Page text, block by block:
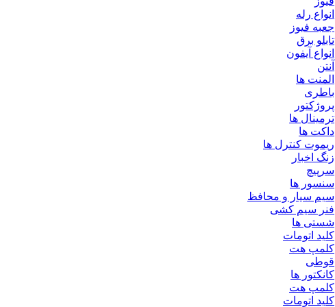
انواع رله
جعبه فیوز
تابلو برق
انواع آیفون
آنتن
المنت ها
باطری
پروژکتور
ترمینال ها
داکت ها
ریموت کنترل ها
زنگ اخبار
سرپیچ
سنسور ها
سیم سیار و محافظ
فنر سیم کشی
شستی ها
کلید اتومات
کلمپ هت
قوطی
کانکتور ها
کلمپ هت
کلید اتومات